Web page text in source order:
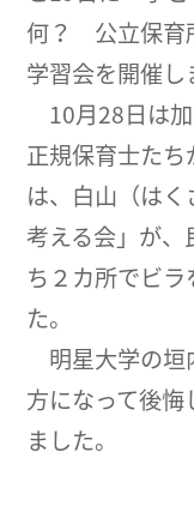
何？ 公立保育
学習会を開催し
10月28日は
正規保育士た
は、白山（は
考える会」が、
ち２カ所でビ
た。
明星大学の垣
方になって後
ました。